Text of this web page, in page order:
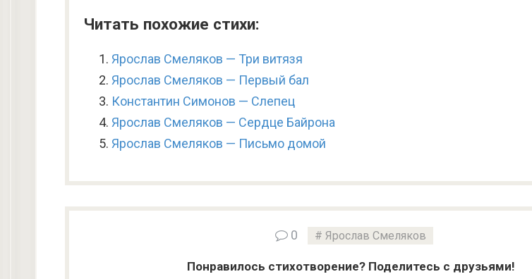
Читать похожие стихи:
Ярослав Смеляков — Три витязя
Ярослав Смеляков — Первый бал
Константин Симонов — Слепец
Ярослав Смеляков — Сердце Байрона
Ярослав Смеляков — Письмо домой
0 Ярослав Смеляков
Понравилось стихотворение? Поделитесь с друзьями!